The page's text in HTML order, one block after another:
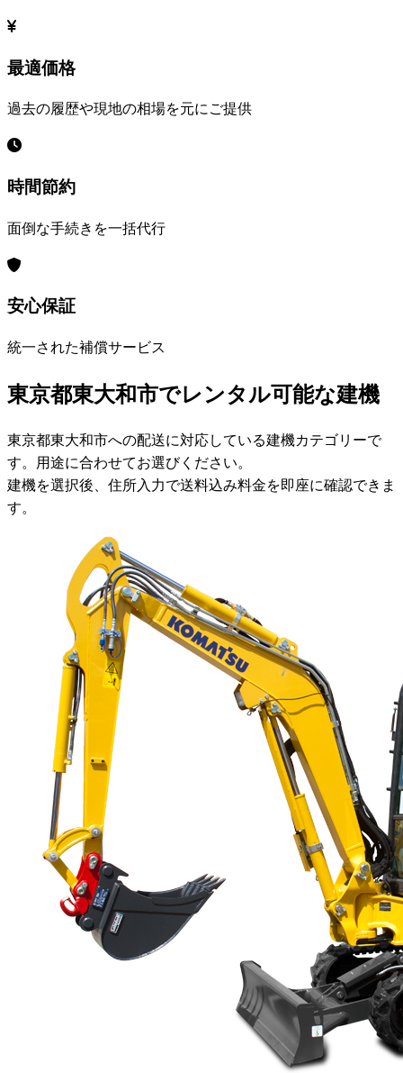
最適価格
過去の履歴や現地の相場を元にご提供
時間節約
面倒な手続きを一括代行
安心保証
統一された補償サービス
東京都東大和市でレンタル可能な建機
東京都東大和市への配送に対応している建機カテゴリーで
す。用途に合わせてお選びください。
建機を選択後、住所入力で送料込み料金を即座に確認できま
す。